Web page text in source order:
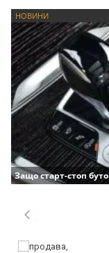
НОВИНИ
Защо старт-стоп